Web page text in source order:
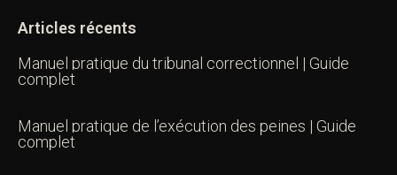
Articles récents
Manuel pratique du tribunal correctionnel | Guide
complet
Manuel pratique de l’exécution des peines | Guide
complet